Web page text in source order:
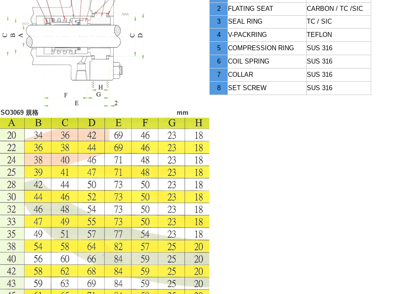
2
FLATING SEAT
CARBON / TC /SIC
3
SEAL RING
TC / SIC
4
V-PACKRING
TEFLON
5
COMPRESSION RING
SUS 316
6
COIL SPRING
SUS 316
7
COLLAR
SUS 316
8
SET SCREW SUS 316
ISO3069 規格 mm